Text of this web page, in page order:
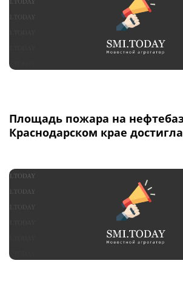
Площадь пожара на
Краснодарском крае